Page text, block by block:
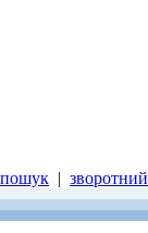
пошук |